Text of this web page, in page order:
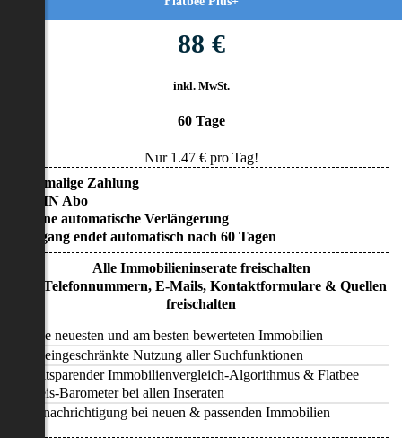
88 €
inkl. MwSt.
60 Tage
Nur 1.47€ pro Tag!
• Einmalige Zahlung
• KEIN Abo
• Keine automatische Verlängerung
• Zugang endet automatisch nach 60 Tagen
Alle Immobilieninserate freischalten
Alle Telefonnummern, E-Mails, Kontaktformulare & Quellen
freischalten
Alle neuesten und am besten bewerteten Immobilien
Uneingeschränkte Nutzung aller Suchfunktionen
Zeitsparender Immobilienvergleich-Algorithmus & Flatbee
Preis-Barometer bei allen Inseraten
Benachrichtigung bei neuen & passenden Immobilien